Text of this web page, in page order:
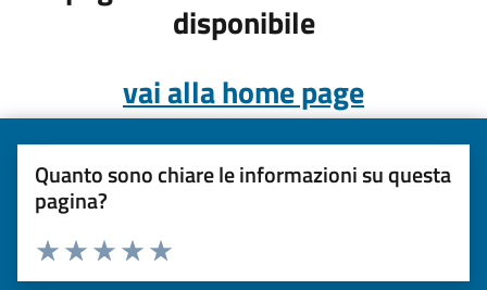
disponibile
vai alla home page
Quanto sono chiare le informazioni su questa
pagina?
Valuta da 1 a 5 stelle la pagina
Valuta 5 stelle su 5
Valuta 4 stelle su 5
Valuta 3 stelle su 5
Valuta 2 stelle su 5
Valuta una stella su 5